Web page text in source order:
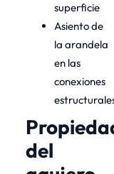
superficie
Asiento de
la arandela
en las
conexiones
del